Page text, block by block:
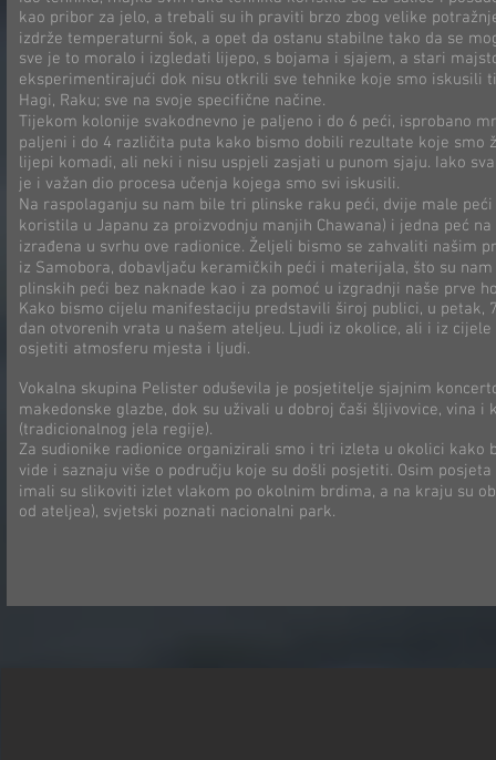
kao pribor za jelo, a trebali su ih praviti brzo zbog velike
izdrže temperaturni šok, a opet da ostanu stabilne tako da se
sve je to moralo i izgledati lijepo, s bojama i sjajem, a stari
eksperimentirajući dok nisu otkrili sve tehnike koje smo iskusili
Hagi, Raku; sve na svoje specifične načine.
Tijekom kolonije svakodnevno je paljeno i do 6 peći, isprobano
paljeni i do 4 različita puta kako bismo dobili rezultate koje smo
lijepi komadi, ali neki i nisu uspjeli zasjati u punom sjaju. Iako
je i važan dio procesa učenja kojega smo svi iskusili.
Na raspolaganju su nam bile tri plinske raku peći, dvije male
koristila u Japanu za proizvodnju manjih Chawana) i jedna peć
izrađena u svrhu ove radionice. Željeli bismo se zahvaliti našim
iz Samobora, dobavljaču keramičkih peći i materijala, što su
plinskih peći bez naknade kao i za pomoć u izgradnji naše prve
Kako bismo cijelu manifestaciju predstavili široj publici, u petak,
dan otvorenih vrata u našem ateljeu. Ljudi iz okolice, ali i iz
osjetiti atmosferu mjesta i ljudi.
Vokalna skupina Pelister oduševila je posjetitelje sjajnim
makedonske glazbe, dok su uživali u dobroj čaši šljivovice, vina i
(tradicionalnog jela regije).
Za sudionike radionice organizirali smo i tri izleta u okolici kako
vide i saznaju više o području koje su došli posjetiti. Osim
imali su slikoviti izlet vlakom po okolnim brdima, a na kraju su
od ateljea), svjetski poznati nacionalni park.